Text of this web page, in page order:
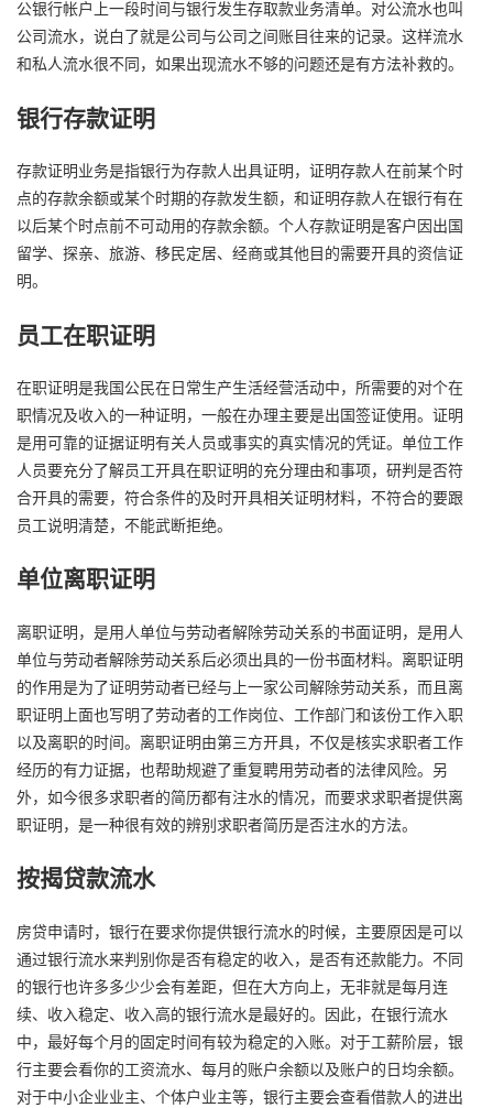
公银行帐户上一段时间与银行发生存取款业务清单。对公流水也叫
公司流水，说白了就是公司与公司之间账目往来的记录。这样流水
和私人流水很不同，如果出现流水不够的问题还是有方法补救的。
银行存款证明
存款证明业务是指银行为存款人出具证明，证明存款人在前某个时
点的存款余额或某个时期的存款发生额，和证明存款人在银行有在
以后某个时点前不可动用的存款余额。个人存款证明是客户因出国
留学、探亲、旅游、移民定居、经商或其他目的需要开具的资信证
明。
员工在职证明
在职证明是我国公民在日常生产生活经营活动中，所需要的对个在
职情况及收入的一种证明，一般在办理主要是出国签证使用。证明
是用可靠的证据证明有关人员或事实的真实情况的凭证。单位工作
人员要充分了解员工开具在职证明的充分理由和事项，研判是否符
合开具的需要，符合条件的及时开具相关证明材料，不符合的要跟
员工说明清楚，不能武断拒绝。
单位离职证明
离职证明，是用人单位与劳动者解除劳动关系的书面证明，是用人
单位与劳动者解除劳动关系后必须出具的一份书面材料。离职证明
的作用是为了证明劳动者已经与上一家公司解除劳动关系，而且离
职证明上面也写明了劳动者的工作岗位、工作部门和该份工作入职
以及离职的时间。离职证明由第三方开具，不仅是核实求职者工作
经历的有力证据，也帮助规避了重复聘用劳动者的法律风险。另
外，如今很多求职者的简历都有注水的情况，而要求求职者提供离
职证明，是一种很有效的辨别求职者简历是否注水的方法。
按揭贷款流水
房贷申请时，银行在要求你提供银行流水的时候，主要原因是可以
通过银行流水来判别你是否有稳定的收入，是否有还款能力。不同
的银行也许多多少少会有差距，但在大方向上，无非就是每月连
续、收入稳定、收入高的银行流水是最好的。因此，在银行流水
中，最好每个月的固定时间有较为稳定的入账。对于工薪阶层，银
行主要会看你的工资流水、每月的账户余额以及账户的日均余额。
对于中小企业业主、个体户业主等，银行主要会查看借款人的进出